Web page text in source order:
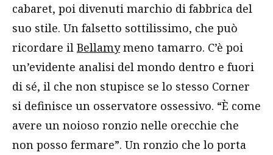
cabaret, poi divenuti marchio di fabbrica del
suo stile. Un falsetto sottilissimo, che può
ricordare il Bellamymeno tamarro. C’è poi
un’evidente analisi del mondo dentro e fuori
di sé, il che non stupisce se lo stesso Corner
si definisce un osservatore ossessivo. “È come
avere un noioso ronzio nelle orecchie che
non posso fermare”. Un ronzio che lo porta